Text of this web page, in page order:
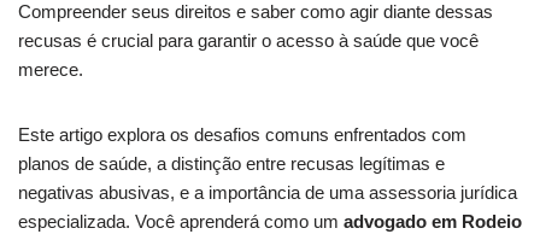
Compreender seus direitos e saber como agir diante dessas
recusas é crucial para garantir o acesso à saúde que você
merece.
Este artigo explora os desafios comuns enfrentados com
planos de saúde, a distinção entre recusas legítimas e
negativas abusivas, e a importância de uma assessoria jurídica
especializada. Você aprenderá como um advogado em Rodeio